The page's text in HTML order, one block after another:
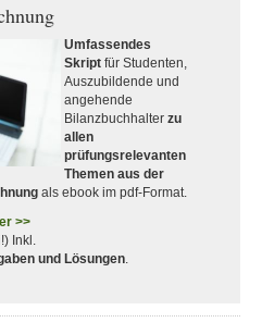
Umfassendes
Skript für Studenten,
Auszubildende und
angehende
Bilanzbuchhalter zu
allen
prüfungsrelevanten
Themen aus der
als ebook im pdf-Format.
>>
Inkl.
und Lösungen.